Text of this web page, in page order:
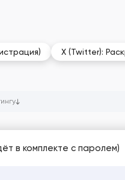
X (Twitter):
в комплекте с паролем)